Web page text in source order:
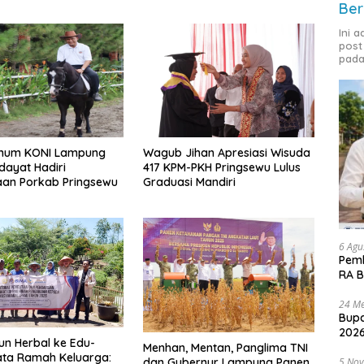
KONI Lampung
Hadiri
Porkab Pringsewu
Wagub Jihan Apresiasi Wisuda
417 KPM-PKH Pringsewu Lulus
Graduasi Mandiri
Herbal ke Edu-
Ramah Keluarga:
Menhan, Mentan, Panglima TNI
Ini
post
6
RA
24